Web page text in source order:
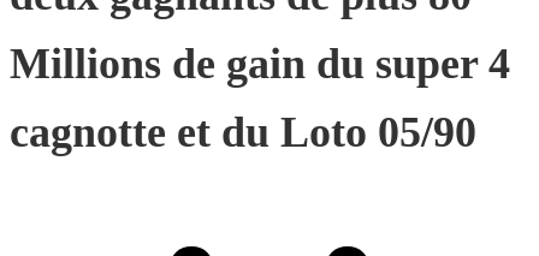
Millions de gain du super 4
cagnotte et du Loto 05/90